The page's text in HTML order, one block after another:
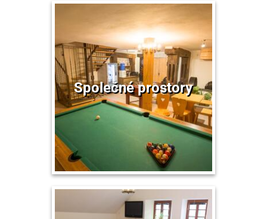
Společné prostory